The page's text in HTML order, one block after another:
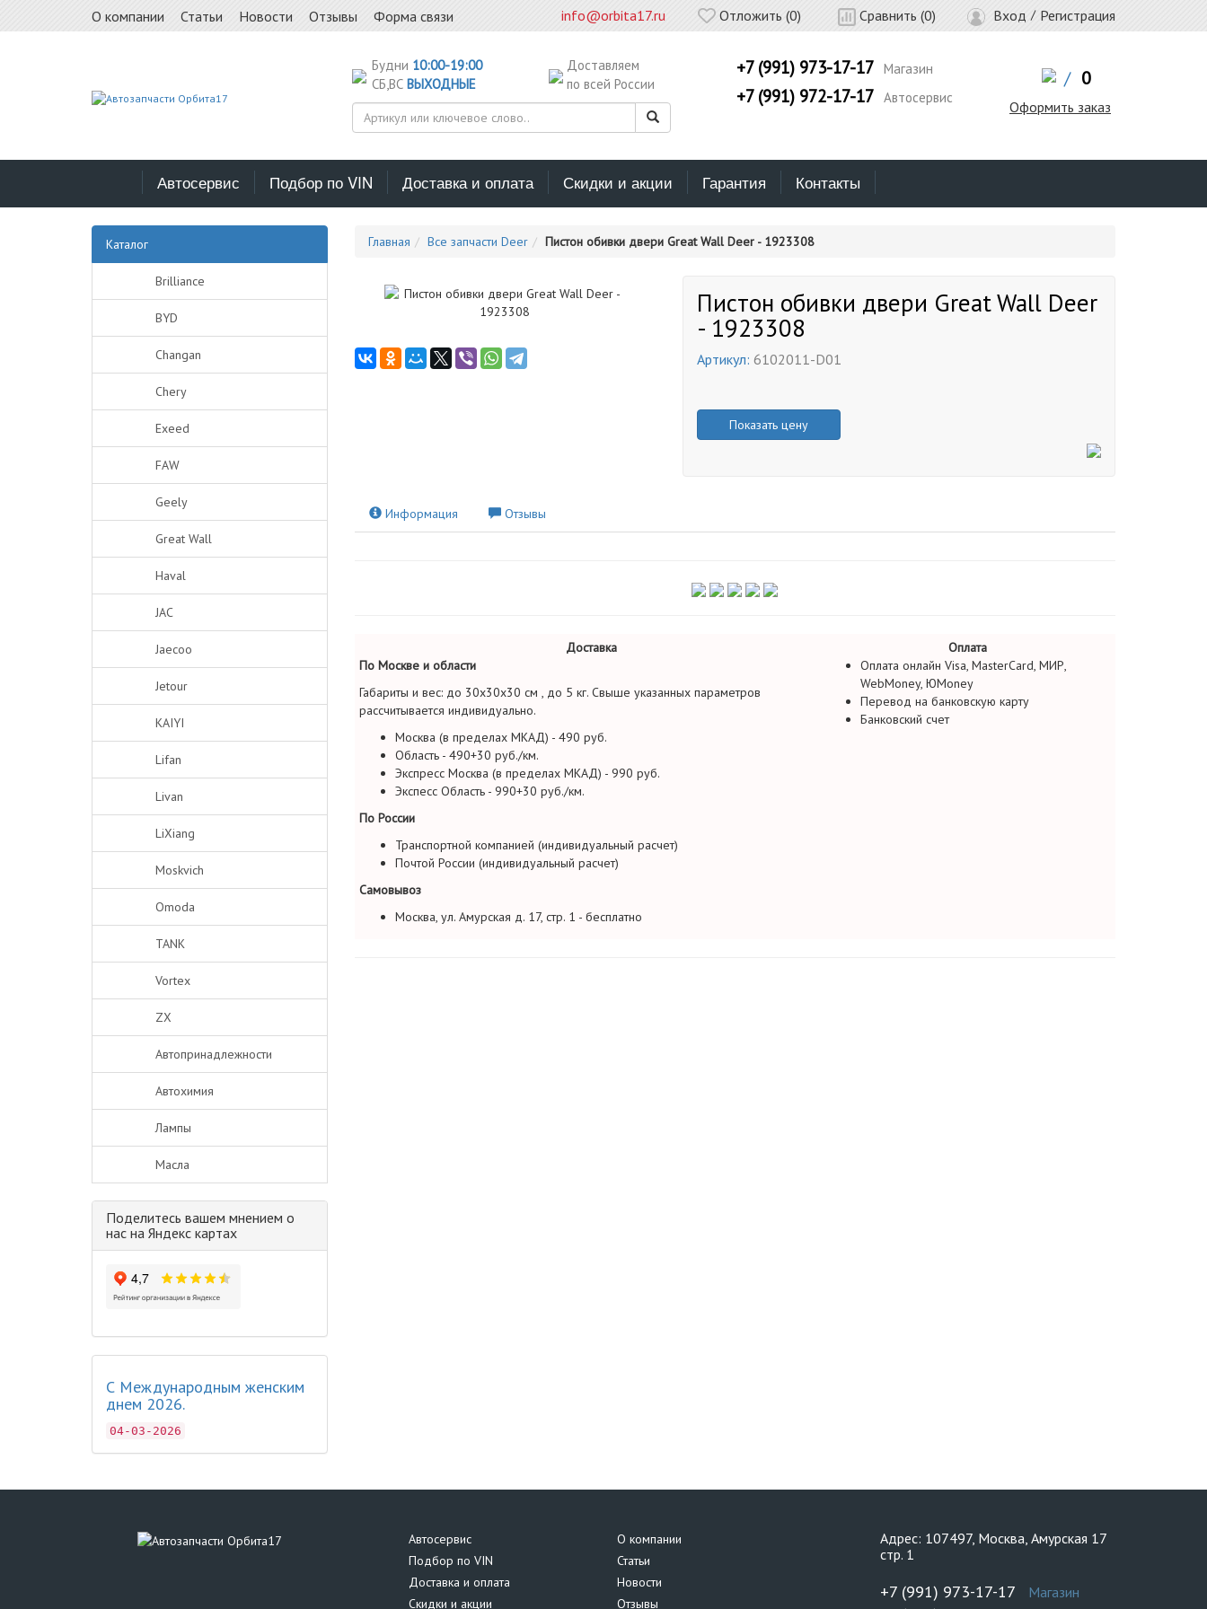
О компании Статьи Новости Отзывы Форма связи info@orbita17.ru Отложить (0) Сравнить (0) Вход / Регистрация
Будни 10:00-19:00
СБ,ВС ВЫХОДНЫЕ
Доставляем
по всей России
+7 (991) 973-17-17 Магазин
+7 (991) 972-17-17 Автосервис
/ 0
Оформить заказ
Автосервис Подбор по VIN Доставка и оплата Скидки и акции Гарантия Контакты
Каталог
Brilliance
BYD
Changan
Chery
Exeed
FAW
Geely
Great Wall
Haval
JAC
Jaecoo
Jetour
KAIYI
Lifan
Livan
LiXiang
Moskvich
Omoda
TANK
Vortex
ZX
Автопринадлежности
Автохимия
Лампы
Масла
Поделитесь вашем мнением о
нас на Яндекс картах
С Международным женским
днем 2026.
04-03-2026
Главная Все запчасти Deer Пистон обивки двери Great Wall Deer - 1923308
Пистон обивки двери Great Wall Deer
- 1923308
Артикул: 6102011-D01
Показать цену
Информация Отзывы
Доставка
Оплата
По Москве и области
Габариты и вес: до 30х30х30 см , до 5 кг. Свыше указанных параметров
рассчитывается индивидуально.
Москва (в пределах МКАД) - 490 руб.
Область - 490+30 руб./км.
Экспресс Москва (в пределах МКАД) - 990 руб.
Экспесс Область - 990+30 руб./км.
По России
Транспортной компанией (индивидуальный расчет)
Почтой России (индивидуальный расчет)
Самовывоз
Москва, ул. Амурская д. 17, стр. 1 - бесплатно
Оплата онлайн Visa, MasterCard, МИР,
WebMoney, ЮMoney
Перевод на банковскую карту
Банковский счет
Автосервис
Подбор по VIN
Доставка и оплата
Скидки и акции
О компании
Статьи
Новости
Отзывы
Адрес: 107497, Москва, Амурская 17
стр. 1
+7 (991) 973-17-17 Магазин